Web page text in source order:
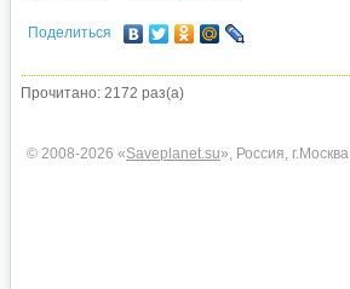
Поделиться
Прочитано: 2172 раз(а)
© 2008-2026 «Saveplanet.su», Россия, г.Москва